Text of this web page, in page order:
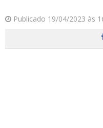
Publicado 19/04/2023 às